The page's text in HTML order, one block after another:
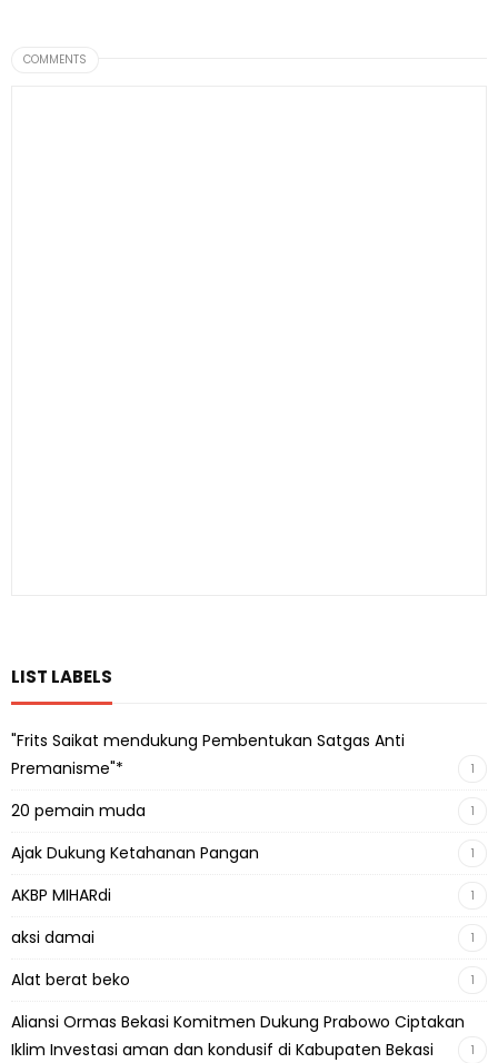
COMMENTS
LIST LABELS
"Frits Saikat mendukung Pembentukan Satgas Anti
Premanisme"*
1
20 pemain muda 1
Ajak Dukung Ketahanan Pangan 1
AKBP MIHARdi 1
aksi damai 1
Alat berat beko 1
Aliansi Ormas Bekasi Komitmen Dukung Prabowo Ciptakan
Iklim Investasi aman dan kondusif di Kabupaten Bekasi
1